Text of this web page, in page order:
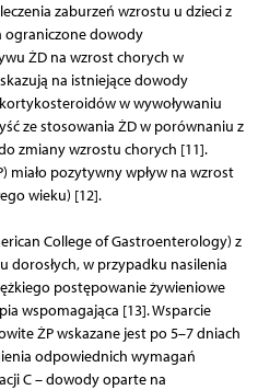
zaburzeń wzrostu u dzieci z
ograniczone dowody
ŻD na wzrost chorych w
na istniejące dowody
w wywoływaniu
ze stosowania ŻD w porównaniu z
zmiany wzrostu chorych [11].
miało pozytywny wpływ na wzrost
wieku) [12].
College of Gastroenterology) z
dorosłych, w przypadku nasilenia
postępowanie żywieniowe
wspomagająca [13]. Wsparcie
ŻP wskazane jest po 5–7 dniach
odpowiednich wymagań
C – dowody oparte na